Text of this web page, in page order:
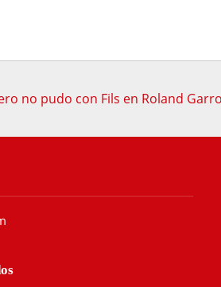
no pudo con Fils en Roland